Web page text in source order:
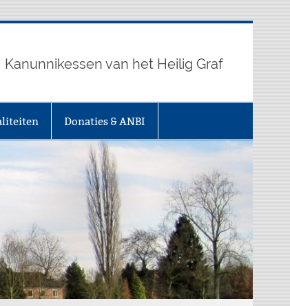
Kanunnikessen van het Heilig Graf
Donaties & ANBI